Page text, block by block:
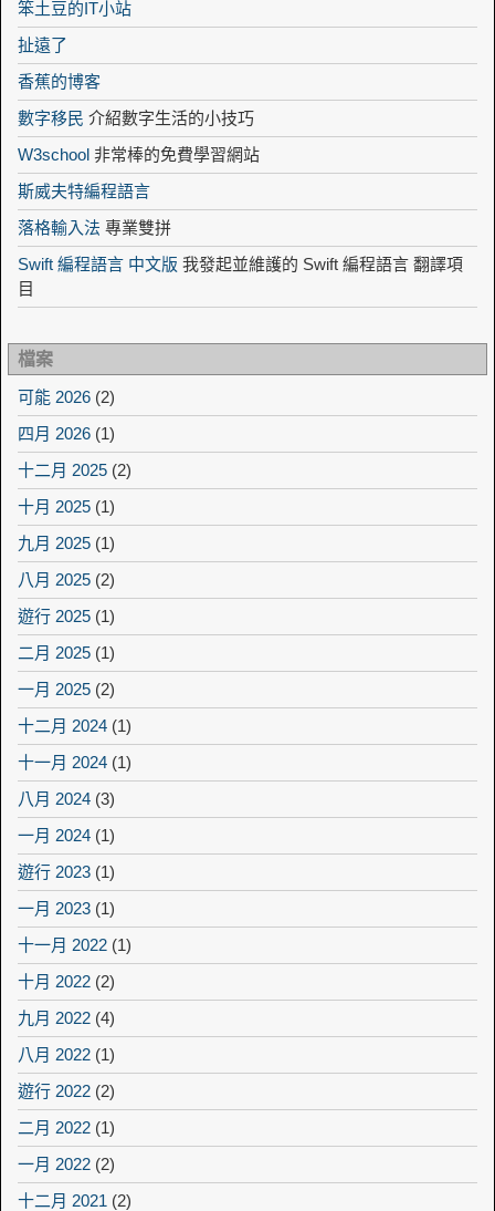
笨土豆的IT小站
扯遠了
香蕉的博客
數字移民 介紹數字生活的小技巧
W3school 非常棒的免費學習網站
斯威夫特編程語言
落格輸入法 專業雙拼
Swift 編程語言 中文版 我發起並維護的 Swift 編程語言 翻譯項
目
檔案
可能 2026 (2)
四月 2026 (1)
十二月 2025 (2)
十月 2025 (1)
九月 2025 (1)
八月 2025 (2)
遊行 2025 (1)
二月 2025 (1)
一月 2025 (2)
十二月 2024 (1)
十一月 2024 (1)
八月 2024 (3)
一月 2024 (1)
遊行 2023 (1)
一月 2023 (1)
十一月 2022 (1)
十月 2022 (2)
九月 2022 (4)
八月 2022 (1)
遊行 2022 (2)
二月 2022 (1)
一月 2022 (2)
十二月 2021 (2)